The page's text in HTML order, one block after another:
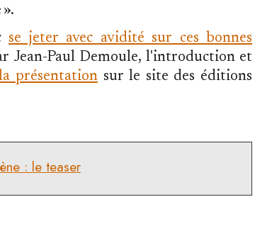
se jeter avec avidité sur ces bonnes
Jean-Paul Demoule, l'introduction et
présentationsur le site des éditions
: le teaser